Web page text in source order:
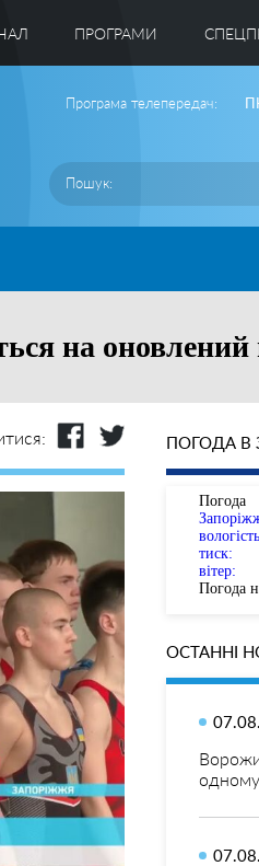
ПРОГРАМИ
Програма телепередач:
на
ПОГОДА В
Погода
тиск:
вітер:
Погода
ОСТАННІ